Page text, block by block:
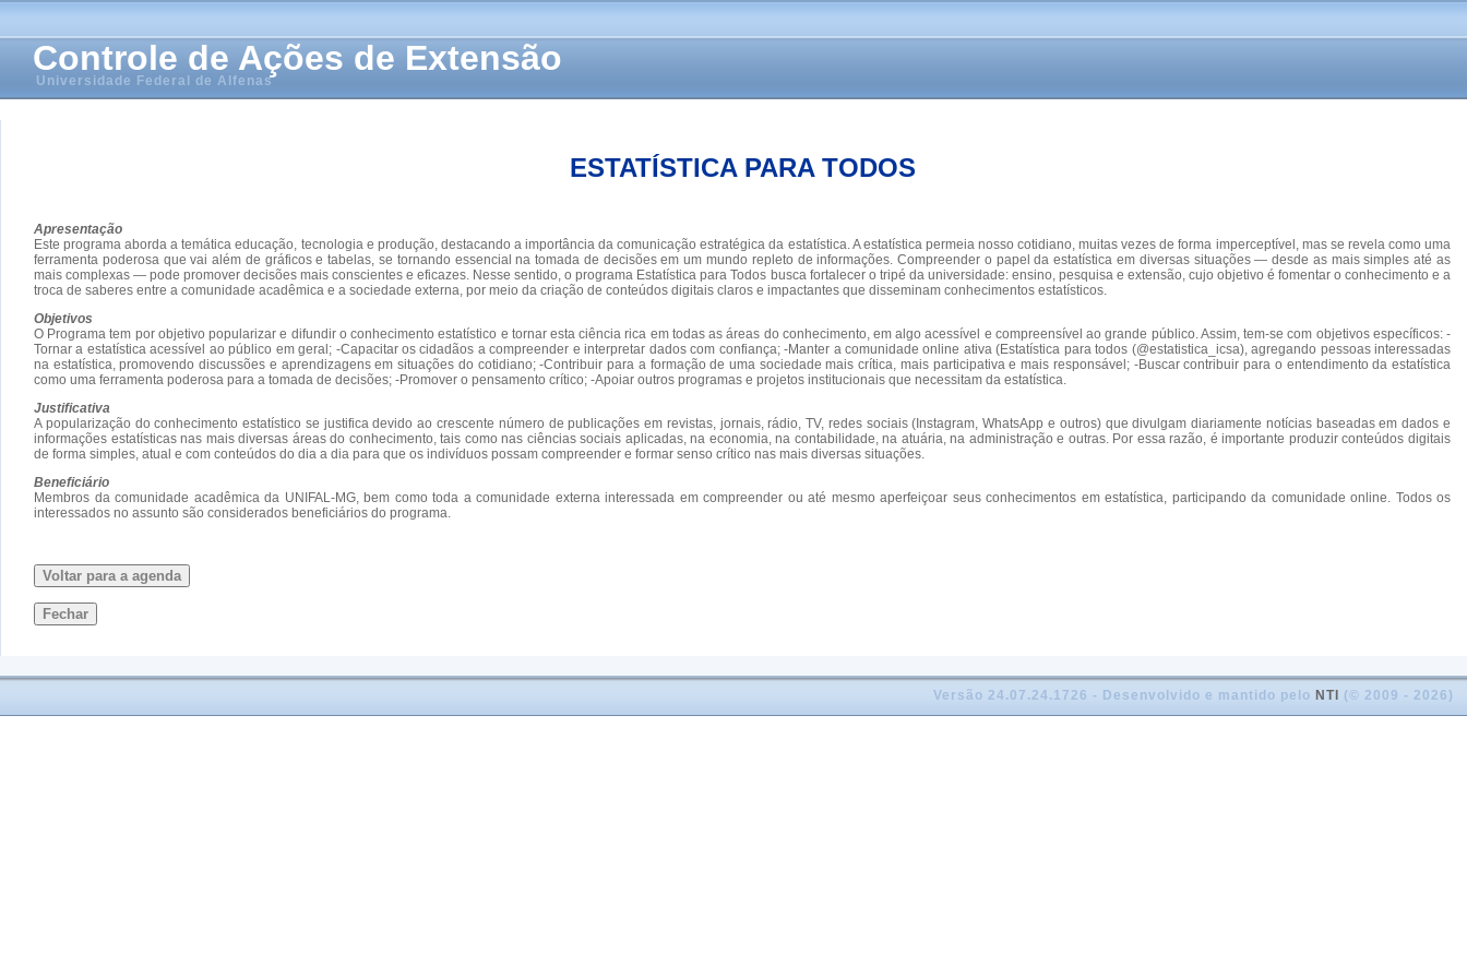
Controle de Ações de Extensão
Universidade Federal de Alfenas
ESTATÍSTICA PARA TODOS
Apresentação
Este programa aborda a temática educação, tecnologia e produção, destacando a importância da comunicação estratégica da estatística. A estatística permeia nosso cotidiano, muitas vezes de forma imperceptível, mas se revela como uma
ferramenta poderosa que vai além de gráficos e tabelas, se tornando essencial na tomada de decisões em um mundo repleto de informações. Compreender o papel da estatística em diversas situações — desde as mais simples até as
mais complexas — pode promover decisões mais conscientes e eficazes. Nesse sentido, o programa Estatística para Todos busca fortalecer o tripé da universidade: ensino, pesquisa e extensão, cujo objetivo é fomentar o conhecimento e a
troca de saberes entre a comunidade acadêmica e a sociedade externa, por meio da criação de conteúdos digitais claros e impactantes que disseminam conhecimentos estatísticos.
Objetivos
O Programa tem por objetivo popularizar e difundir o conhecimento estatístico e tornar esta ciência rica em todas as áreas do conhecimento, em algo acessível e compreensível ao grande público. Assim, tem-se com objetivos específicos: -
Tornar a estatística acessível ao público em geral; -Capacitar os cidadãos a compreender e interpretar dados com confiança; -Manter a comunidade online ativa (Estatística para todos (@estatistica_icsa), agregando pessoas interessadas
na estatística, promovendo discussões e aprendizagens em situações do cotidiano; -Contribuir para a formação de uma sociedade mais crítica, mais participativa e mais responsável; -Buscar contribuir para o entendimento da estatística
como uma ferramenta poderosa para a tomada de decisões; -Promover o pensamento crítico; -Apoiar outros programas e projetos institucionais que necessitam da estatística.
Justificativa
A popularização do conhecimento estatístico se justifica devido ao crescente número de publicações em revistas, jornais, rádio, TV, redes sociais (Instagram, WhatsApp e outros) que divulgam diariamente notícias baseadas em dados e
informações estatísticas nas mais diversas áreas do conhecimento, tais como nas ciências sociais aplicadas, na economia, na contabilidade, na atuária, na administração e outras. Por essa razão, é importante produzir conteúdos digitais
de forma simples, atual e com conteúdos do dia a dia para que os indivíduos possam compreender e formar senso crítico nas mais diversas situações.
Beneficiário
Membros da comunidade acadêmica da UNIFAL-MG, bem como toda a comunidade externa interessada em compreender ou até mesmo aperfeiçoar seus conhecimentos em estatística, participando da comunidade online. Todos os
interessados no assunto são considerados beneficiários do programa.
Voltar para a agenda
Fechar
Versão 24.07.24.1726 - Desenvolvido e mantido pelo NTI (© 2009 - 2026)